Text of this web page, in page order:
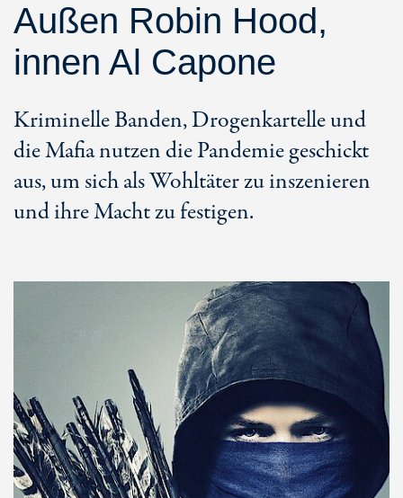
Außen Robin Hood,
innen Al Capone
Kriminelle Banden, Drogenkartelle und
die Mafia nutzen die Pandemie geschickt
aus, um sich als Wohltäter zu inszenieren
und ihre Macht zu festigen.